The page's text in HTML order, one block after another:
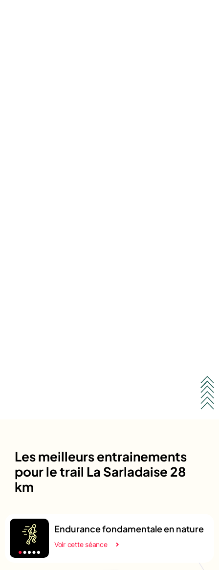
Les meilleurs entrainements
pour le trail La Sarladaise 28
km
Endurance fondamentale en nature
Voir cette séance